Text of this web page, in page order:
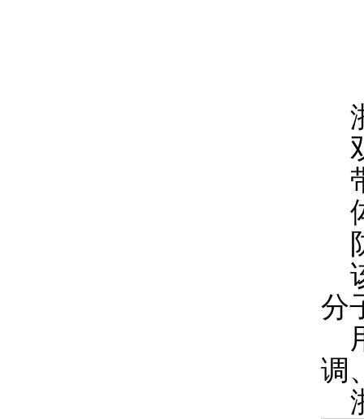
分
调